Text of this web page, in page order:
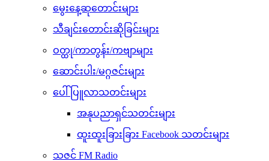
မွေးနေ့ဆုတောင်းများ
သီချင်းတောင်းဆိုခြင်းများ
ဝတ္ထု/ကာတွန်း/ကဗျာများ
ဆောင်းပါး/မဂ္ဂဇင်းများ
ပေါ်ပြူလာသတင်းများ
အနုပညာရှင်သတင်းများ
ထူးထူးခြားခြား Facebook သတင်းများ
သဇင် FM Radio